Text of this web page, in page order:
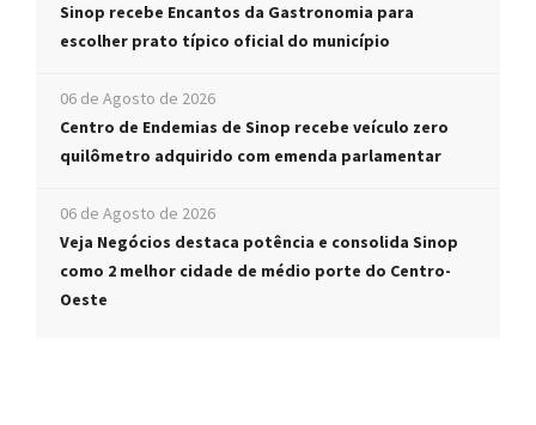
Sinop recebe Encantos da Gastronomia para
escolher prato típico oficial do município
06 de Agosto de 2026
Centro de Endemias de Sinop recebe veículo zero
quilômetro adquirido com emenda parlamentar
06 de Agosto de 2026
Veja Negócios destaca potência e consolida Sinop
como 2 melhor cidade de médio porte do Centro-
Oeste